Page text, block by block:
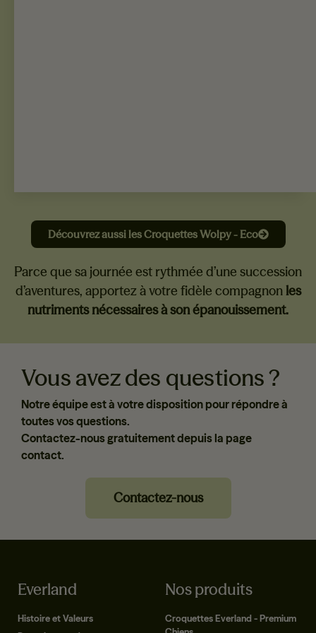
Découvrez aussi les Croquettes Wolpy - Eco
Parce que sa journée est rythmée d’une succession
d’aventures, apportez à votre fidèle compagnonles
nutriments nécessaires à son épanouissement.
Vous avez des questions ?
Notre équipe est à votre disposition pour répondre à
toutes vos questions.
Contactez-nous gratuitement depuis la page
contact.
Contactez-nous
Everland
Histoire et Valeurs
Nos produits
Croquettes Everland - Premium